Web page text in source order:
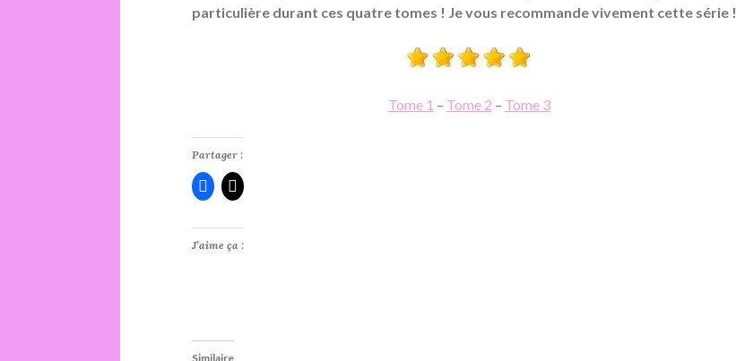
particulière durant ces quatre tomes ! Je vous recommande vivement cette série !
Tome 1 – Tome 2 – Tome 3
Partager :
J’aime ça :
Similaire